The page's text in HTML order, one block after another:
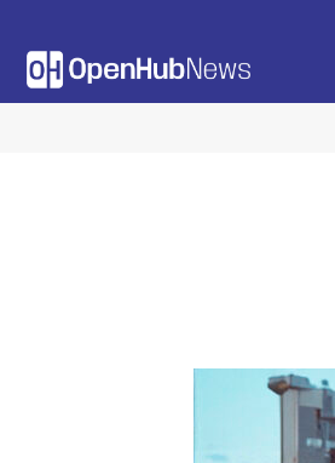
contenido